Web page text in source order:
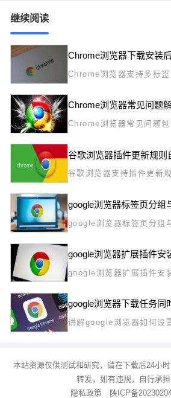
继续阅读
Chrome浏览器支持多标签
载安装后多标签页操作技
整理标签，提高多任务浏览
Chrome浏览器常见问题
Chrome浏览器常见问题
和崩溃，用户可通过排查
保证浏览器稳定运行。
谷歌浏览器插件更新规则
谷歌浏览器支持插件更新
让用户灵活掌控扩展版本
实现更高效、安全的插件
google浏览器标签页分组
google浏览器标签页分组
助用户分类管理网页，实
作，提升浏览器多任务处理
google浏览器扩展插件安
google浏览器扩展插件安
供详细安装流程和管理方
插件，实现高效管理，提
验。
google浏览器下载任务同
讲解google浏览器如何设
数量限制，帮助用户合理
本站资源仅供测试和研究，请在下载后24小
转发，如有违规，自行承担
隐私政策
陕ICP备